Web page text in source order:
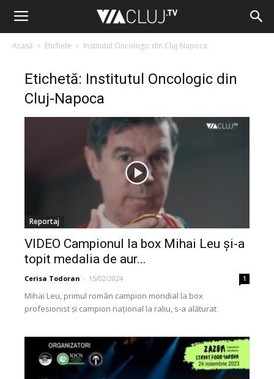
Acasă Etichete Institutul Oncologic din Cluj-Napoca
Etichetă: Institutul Oncologic din
Cluj-Napoca
Reportaj
VIDEO Campionul la box Mihai Leu și-a
topit medalia de aur...
Cerisa Todoran - 15/02/2024 1
Mihai Leu, primul român campion mondial la box
profesionist și campion național la raliu, s-a alăturat
națională,...